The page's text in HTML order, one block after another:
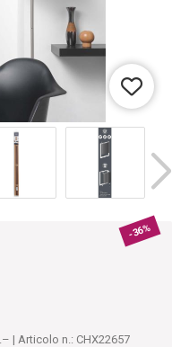
-36%
| Articolo n.: CHX22657